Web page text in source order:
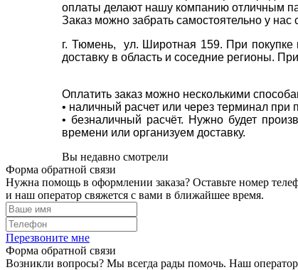
оплаты делают нашу компанию отличным
Заказ можно забрать самостоятельно у нас
г. Тюмень, ул. Широтная 159. При покупке
доставку в область и соседние регионы.
Оплатить заказ можно несколькими
• наличный расчет или через терминал при
• безналичный расчёт. Нужно будет
времени или организуем доставку.
Вы недавно смотрели
Форма обратной связи
Нужна помощь в оформлении заказа? Оставьте номер
и наш оператор свяжется с вами в ближайшее время.
Перезвоните мне
Форма обратной связи
Возникли вопросы? Мы всегда рады помочь. Наш